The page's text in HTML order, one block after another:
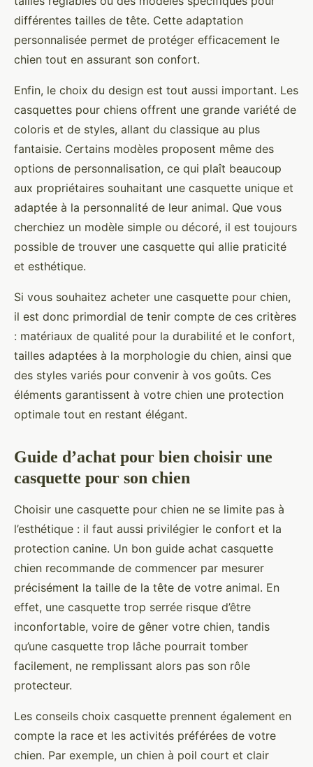
différentes tailles de tête. Cette adaptation
personnalisée permet de protéger efficacement le
chien tout en assurant son confort.
Enfin, le choix du design est tout aussi important. Les
casquettes pour chiens offrent une grande variété de
coloris et de styles, allant du classique au plus
fantaisie. Certains modèles proposent même des
options de personnalisation, ce qui plaît beaucoup
aux propriétaires souhaitant une casquette unique et
adaptée à la personnalité de leur animal. Que vous
cherchiez un modèle simple ou décoré, il est toujours
possible de trouver une casquette qui allie praticité
et esthétique.
Si vous souhaitez acheter une casquette pour chien,
il est donc primordial de tenir compte de ces critères
: matériaux de qualité pour la durabilité et le confort,
tailles adaptées à la morphologie du chien, ainsi que
des styles variés pour convenir à vos goûts. Ces
éléments garantissent à votre chien une protection
optimale tout en restant élégant.
Guide d’achat pour bien choisir une
casquette pour son chien
Choisir une casquette pour chien ne se limite pas à
l’esthétique : il faut aussi privilégier le confort et la
protection canine. Un bon guide achat casquette
chien recommande de commencer par mesurer
précisément la taille de la tête de votre animal. En
effet, une casquette trop serrée risque d’être
inconfortable, voire de gêner votre chien, tandis
qu’une casquette trop lâche pourrait tomber
facilement, ne remplissant alors pas son rôle
protecteur.
Les conseils choix casquette prennent également en
compte la race et les activités préférées de votre
chien. Par exemple, un chien à poil court et clair